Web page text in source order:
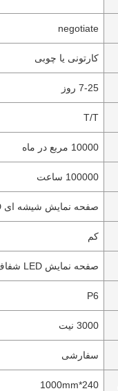
negotiate
کارتونی یا چوبی
7-25 روز
T/T
10000 مربع در ماه
100000 ساعت
صفحه نمایش شیشه ای LED
کم
صفحه نمایش LED شفاف
P6
3000 نیت
سفارشی
240*1000mm